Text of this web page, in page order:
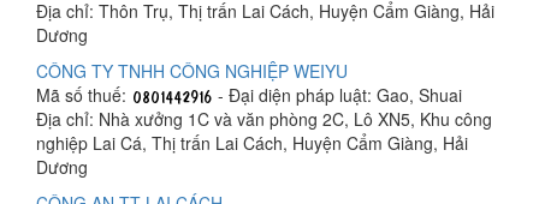
Địa chỉ: Thôn Trụ, Thị trấn Lai Cách, Huyện Cẩm Giàng, Hải
Dương
CÔNG TY TNHH CÔNG NGHIỆP WEIYU
Mã số thuế:
- Đại diện pháp luật: Gao, Shuai
Địa chỉ: Nhà xưởng 1C và văn phòng 2C, Lô XN5, Khu công
nghiệp Lai Cá, Thị trấn Lai Cách, Huyện Cẩm Giàng, Hải
Dương